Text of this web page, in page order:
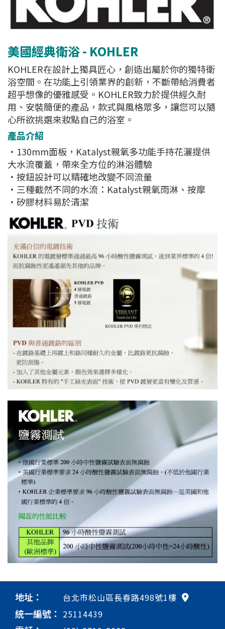
美國經典衛浴 - KOHLER
KOHLER在設計上獨具匠心，創造出屬於你的獨特衛
浴空間。在功能上引領業界的創新，不斷帶給消費者
超乎想像的優雅感受。KOHLER致力於提供經久耐
用、安裝簡便的產品，款式與風格眾多，讓您可以隨
心所欲挑選來妝點自己的浴室。
產品介紹
・130mm面板，Katalyst親氧多功能手持花灑提供
大水流覆蓋，帶來全方位的淋浴體驗
・按鈕設計可以精確地改變不同流量
・三種截然不同的水流：Katalyst親氧雨淋、按摩
・矽膠材料易於清潔
地址： 台北市松山區長春路498號1樓
統一編號： 25114439